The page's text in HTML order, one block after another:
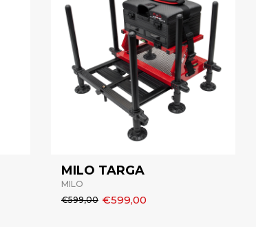
MILO TARGA
MILO
€599,00 €599,00